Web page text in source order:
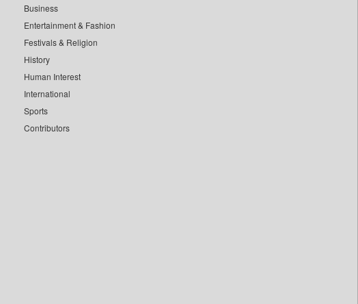
Business
Entertainment & Fashion
Festivals & Religion
History
Human Interest
International
Sports
Contributors